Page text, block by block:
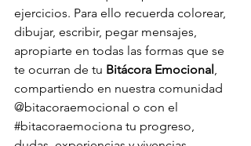
ejercicios. Para ello recuerda colorear,
dibujar, escribir, pegar mensajes,
apropiarte en todas las formas que se
te ocurran de tu Bitácora Emocional,
compartiendo en nuestra comunidad
@bitacoraemocional o con el
#bitacoraemociona tu progreso,